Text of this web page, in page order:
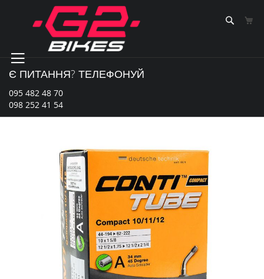
Content
Є ПИТАННЯ? ТЕЛЕФОНУЙ
095 482 48 70
098 252 41 54